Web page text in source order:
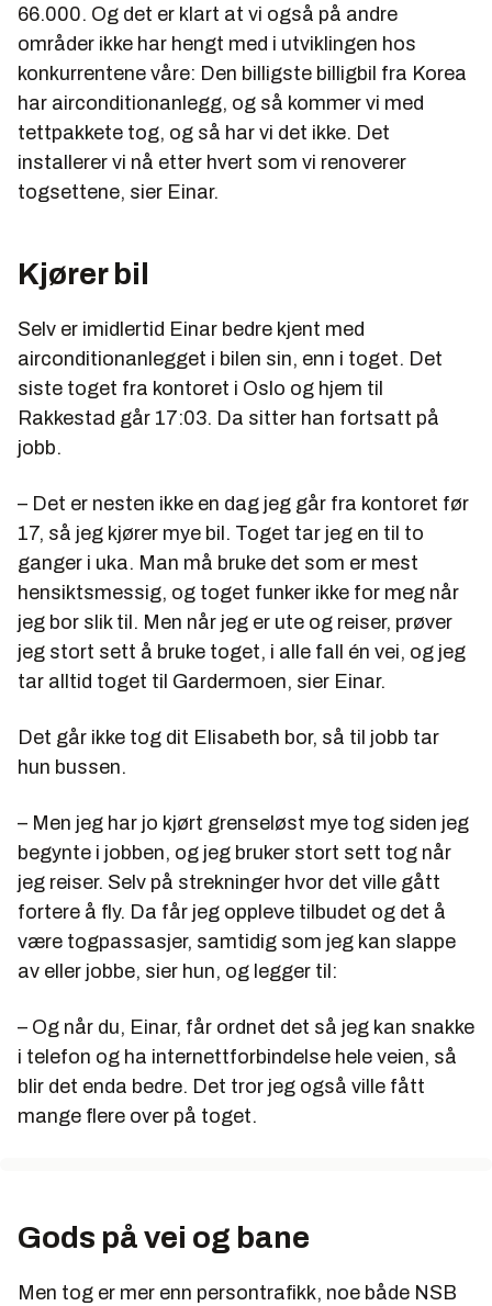
66.000. Og det er klart at vi også på andre
områder ikke har hengt med i utviklingen hos
konkurrentene våre: Den billigste billigbil fra Korea
har airconditionanlegg, og så kommer vi med
tettpakkete tog, og så har vi det ikke. Det
installerer vi nå etter hvert som vi renoverer
togsettene, sier Einar.
Kjører bil
Selv er imidlertid Einar bedre kjent med
airconditionanlegget i bilen sin, enn i toget. Det
siste toget fra kontoret i Oslo og hjem til
Rakkestad går 17:03. Da sitter han fortsatt på
jobb.
– Det er nesten ikke en dag jeg går fra kontoret før
17, så jeg kjører mye bil. Toget tar jeg en til to
ganger i uka. Man må bruke det som er mest
hensiktsmessig, og toget funker ikke for meg når
jeg bor slik til. Men når jeg er ute og reiser, prøver
jeg stort sett å bruke toget, i alle fall én vei, og jeg
tar alltid toget til Gardermoen, sier Einar.
Det går ikke tog dit Elisabeth bor, så til jobb tar
hun bussen.
– Men jeg har jo kjørt grenseløst mye tog siden jeg
begynte i jobben, og jeg bruker stort sett tog når
jeg reiser. Selv på strekninger hvor det ville gått
fortere å fly. Da får jeg oppleve tilbudet og det å
være togpassasjer, samtidig som jeg kan slappe
av eller jobbe, sier hun, og legger til:
– Og når du, Einar, får ordnet det så jeg kan snakke
i telefon og ha internettforbindelse hele veien, så
blir det enda bedre. Det tror jeg også ville fått
mange flere over på toget.
Gods på vei og bane
Men tog er mer enn persontrafikk, noe både NSB